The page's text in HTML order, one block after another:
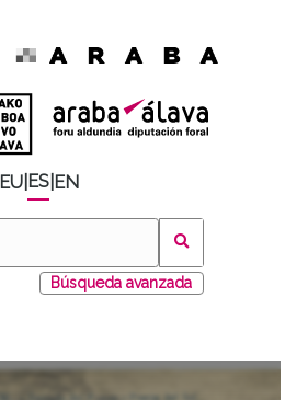
EU ES EN
Búsqueda avanzada